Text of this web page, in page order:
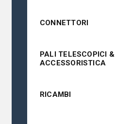
CONNETTORI
PALI TELESCOPICI &
ACCESSORISTICA
RICAMBI